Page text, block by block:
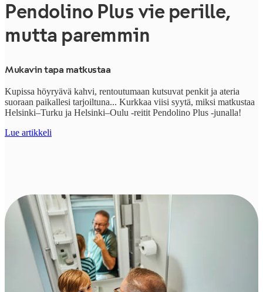
Pendolino Plus vie perille,
mutta paremmin
Mukavin tapa matkustaa
Kupissa höyryävä kahvi, rentoutumaan kutsuvat penkit ja ateria
suoraan paikallesi tarjoiltuna... Kurkkaa viisi syytä, miksi matkustaa
Helsinki–Turku ja Helsinki–Oulu -reitit Pendolino Plus -junalla!
Lue artikkeli